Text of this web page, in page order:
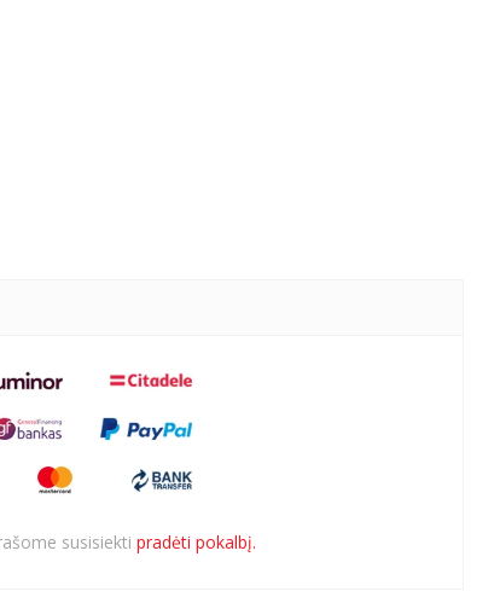
susisiekti pradėti pokalbį.